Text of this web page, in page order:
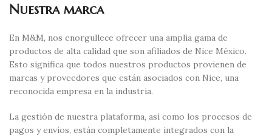
Nuestra marca
En M&M, nos enorgullece ofrecer una amplia gama de
productos de alta calidad que son afiliados de Nice México.
Esto significa que todos nuestros productos provienen de
marcas y proveedores que están asociados con Nice, una
reconocida empresa en la industria.
La gestión de nuestra plataforma, así como los procesos de
pagos y envíos, están completamente integrados con la